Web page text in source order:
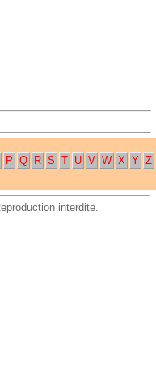
P Q R S T U V W X Y Z
interdite.